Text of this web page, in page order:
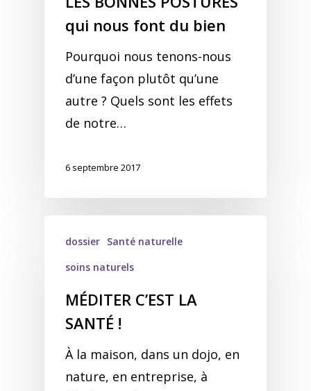
qui nous font du bien
Pourquoi nous tenons-nous
d’une façon plutôt qu’une
autre ? Quels sont les effets
de notre…
6 septembre 2017
dossier Santé naturelle
soins naturels
MÉDITER C’EST LA
SANTÉ !
À la maison, dans un dojo, en
nature, en entreprise, à